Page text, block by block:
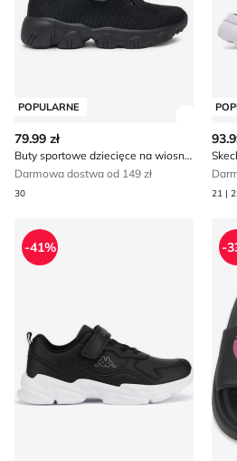
POPULARNE
79.99 zł
Buty sportowe dziecięce na wiosnę Sprandi
Darmowa dostwa od 149 zł
30 21 |
Kappa - Buty sportowe dziecięce
-41% -